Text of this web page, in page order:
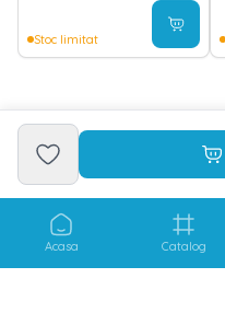
Stoc limitat
Acasa Catalog